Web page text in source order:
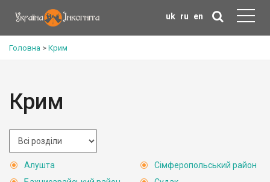
uk ru en
Головна > Крим
Крим
Алушта
Сімферопольський район